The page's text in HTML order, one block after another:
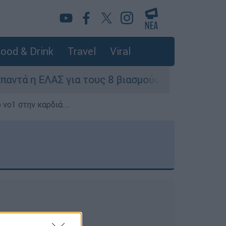
& Drink Travel Viral
ΕΛΑΣ για τους 8 βιασμούς τουριστριών -
στην καρδιά...